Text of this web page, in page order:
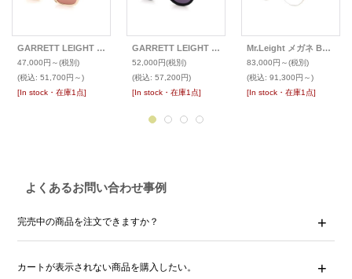
GARRETT LEIGHT ギャレットライト(GLCO) サングラス GROVE
47,000円～(税別)
(税込: 51,700円～)
[In stock・在庫1点]
GARRETT LEIGHT ギャレットライト(GLCO) サングラス JULIEN
52,000円(税別)
(税込: 57,200円)
[In stock・在庫1点]
Mr.Leight メガネ BEVERLY
83,000円～(税別)
(税込: 91,300円～)
[In stock・在庫1点]
よくあるお問い合わせ事例
完売中の商品を注文できますか？
カートが表示されない商品を購入したい。